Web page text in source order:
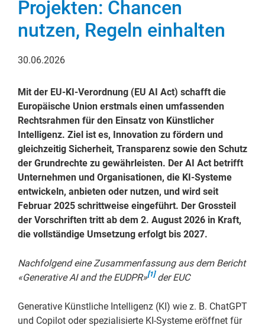
Projekten: Chancen
nutzen, Regeln einhalten
30.06.2026
Mit der EU-KI-Verordnung (EU AI Act) schafft die
Europäische Union erstmals einen umfassenden
Rechtsrahmen für den Einsatz von Künstlicher
Intelligenz. Ziel ist es, Innovation zu fördern und
gleichzeitig Sicherheit, Transparenz sowie den Schutz
der Grundrechte zu gewährleisten. Der AI Act betrifft
Unternehmen und Organisationen, die KI-Systeme
entwickeln, anbieten oder nutzen, und wird seit
Februar 2025 schrittweise eingeführt. Der Grossteil
der Vorschriften tritt ab dem 2. August 2026 in Kraft,
die vollständige Umsetzung erfolgt bis 2027.
Nachfolgend eine Zusammenfassung aus dem Bericht
«Generative AI and the EUDPR»[1]der EUC
Generative Künstliche Intelligenz (KI) wie z. B. ChatGPT
und Copilot oder spezialisierte KI-Systeme eröffnet für